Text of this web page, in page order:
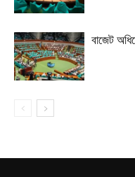
বাজেট